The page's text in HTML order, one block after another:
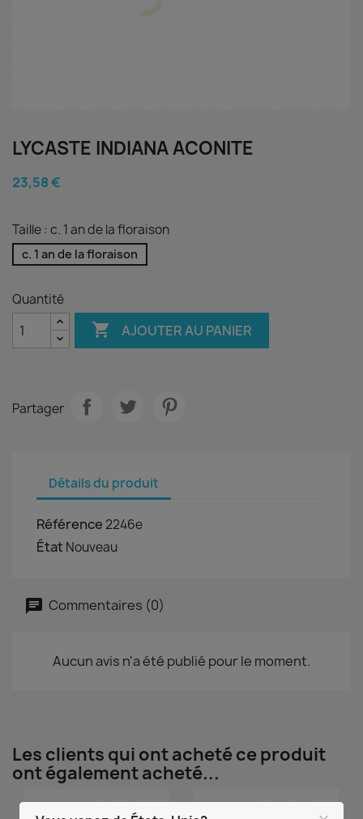
LYCASTE INDIANA ACONITE
23,58 €
Taille : c. 1 an de la floraison
c. 1 an de la floraison
Quantité
 AJOUTER AU PANIER
Partager
Détails du produit
Référence 2246e
État Nouveau
Commentaires (0)
Aucun avis n'a été publié pour le moment.
Les clients qui ont acheté ce produit
ont également acheté...